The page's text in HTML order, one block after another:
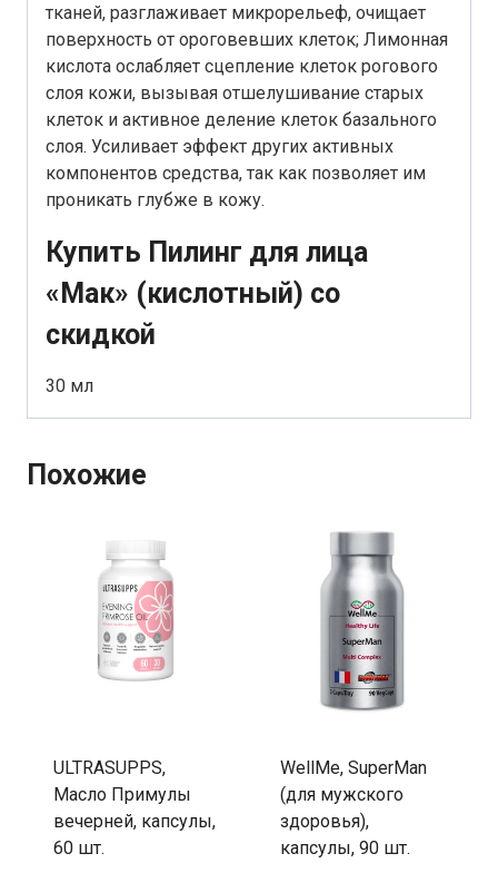
тканей, разглаживает микрорельеф, очищает
поверхность от ороговевших клеток; Лимонная
кислота ослабляет сцепление клеток рогового
слоя кожи, вызывая отшелушивание старых
клеток и активное деление клеток базального
слоя. Усиливает эффект других активных
компонентов средства, так как позволяет им
проникать глубже в кожу.
Купить Пилинг для лица
«Мак» (кислотный) со
скидкой
30 мл
Похожие
ULTRASUPPS,
Масло Примулы
вечерней, капсулы,
60 шт.
WellMe, SuperMan
(для мужского
здоровья),
капсулы, 90 шт.